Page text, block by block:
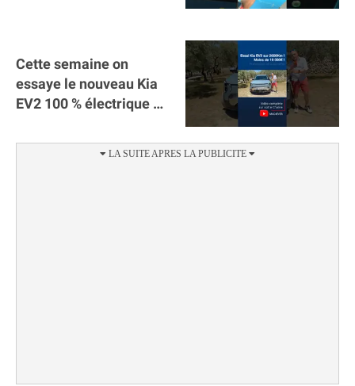
Cette semaine on
essaye le nouveau Kia
EV2 100 % électrique ⚡️!
autonomie.